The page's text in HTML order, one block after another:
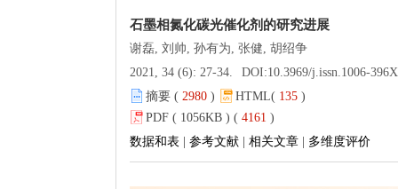
石墨相氮化碳光催化剂的研究进展
谢磊, 刘帅, 孙有为, 张健, 胡绍争
2021, 34 (6): 27-34.
DOI:10.3969/j.issn.1006-
摘要 ( 2980 ) HTML( 135 )
PDF ( 1056KB ) ( 4161 )
数据和表
参考文献 相关文章 多维度评价